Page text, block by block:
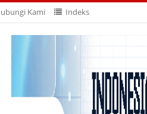
Kami Indeks